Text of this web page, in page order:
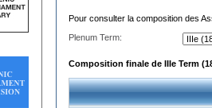
Pour consulter la composition des
Plenum Term:
Composition finale de IIIe Term